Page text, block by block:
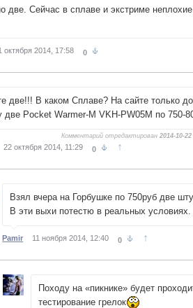
две. Сейчас в сплаве и экстриме
октября 2014, 17:58 0
две!!! В каком Сплаве? На сайте только
две Pocket Warmer-M VKH-PW05M по 750-
Комментарий отредактирован2014-10-
22 октября 2014, 11:29 0 ↑
Взял вчера на Горбушке по 750руб две
В эти выхи потестю в реальных условиях.
Pamir 11 ноября 2014, 12:40 0 ↑
Походу на «пикнике» будет
тестирование грелок